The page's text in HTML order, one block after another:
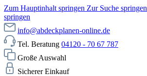
Zum Hauptinhalt springen Zur Suche springen
springen
info@abdeckplanen-online.de
Tel. Beratung 04120 - 70 67 787
Große Auswahl
Sicherer Einkauf